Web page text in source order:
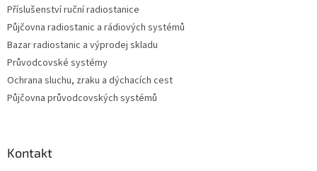
Příslušenství ruční radiostanice
Půjčovna radiostanic a rádiových systémů
Bazar radiostanic a výprodej skladu
Průvodcovské systémy
Ochrana sluchu, zraku a dýchacích cest
Půjčovna průvodcovských systémů
Kontakt